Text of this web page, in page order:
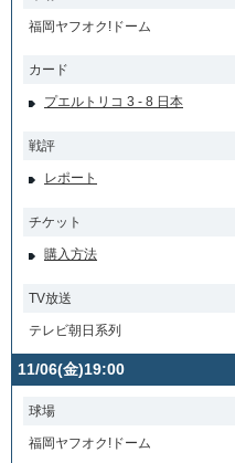
福岡ヤフオク!ドーム
カード
プエルトリコ 3 - 8 日本
戦評
レポート
チケット
購入方法
TV放送
テレビ朝日系列
11/06(金)19:00
球場
福岡ヤフオク!ドーム